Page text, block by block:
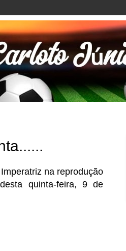
na reprodução
quinta-feira, 9 de